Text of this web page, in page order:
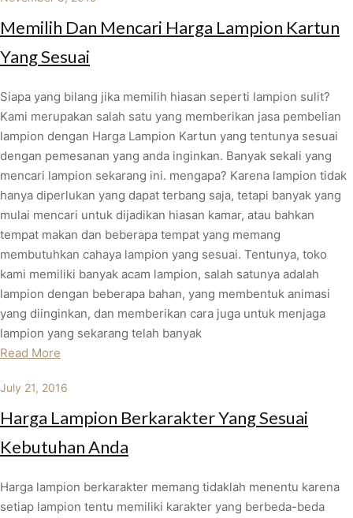
Memilih Dan Mencari Harga Lampion Kartun
Yang Sesuai
Siapa yang bilang jika memilih hiasan seperti lampion sulit?
Kami merupakan salah satu yang memberikan jasa pembelian
lampion dengan Harga Lampion Kartun yang tentunya sesuai
dengan pemesanan yang anda inginkan. Banyak sekali yang
mencari lampion sekarang ini. mengapa? Karena lampion tidak
hanya diperlukan yang dapat terbang saja, tetapi banyak yang
mulai mencari untuk dijadikan hiasan kamar, atau bahkan
tempat makan dan beberapa tempat yang memang
membutuhkan cahaya lampion yang sesuai. Tentunya, toko
kami memiliki banyak acam lampion, salah satunya adalah
lampion dengan beberapa bahan, yang membentuk animasi
yang diinginkan, dan memberikan cara juga untuk menjaga
lampion yang sekarang telah banyak
Read More
July 21, 2016
Harga Lampion Berkarakter Yang Sesuai
Kebutuhan Anda
Harga lampion berkarakter memang tidaklah menentu karena
setiap lampion tentu memiliki karakter yang berbeda-beda